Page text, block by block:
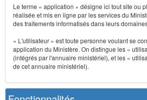
Le terme « application » désigne ici tout site ou
réalisée et mis en ligne par les services du
des traitements informatisés dans leurs
« L'utilisateur » est toute personne voulant se
application du Ministère. On distingue les «
(intégrés par l'annuaire ministériel), et les «
de cet annuaire ministériel).